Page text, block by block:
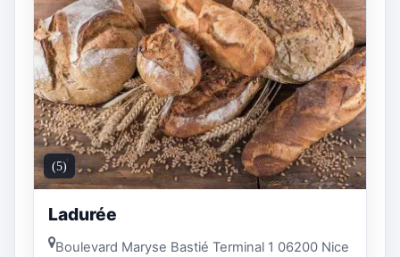
(5)
Ladurée
Boulevard Maryse Bastié Terminal 1 06200 Nice